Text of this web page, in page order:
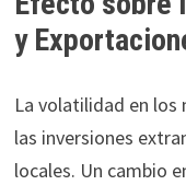
y
La volatilidad en
las inversiones
locales. Un cambio